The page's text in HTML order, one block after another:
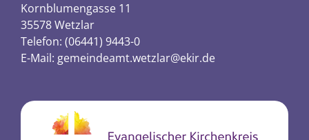
Kornblumengasse 11
35578 Wetzlar
Telefon: (06441) 9443-0
E-Mail: gemeindeamt.wetzlar@ekir.de